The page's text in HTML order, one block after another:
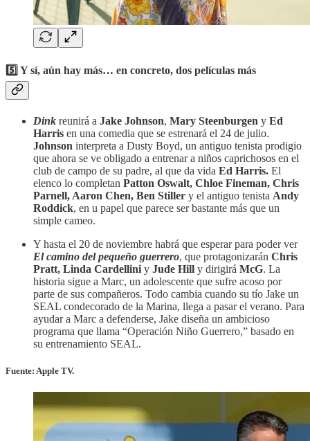
5️⃣ Y sí, aún hay más… en concreto, dos películas más
Dink reunirá a Jake Johnson, Mary Steenburgen y Ed
Harris en una comedia que se estrenará el 24 de julio.
Johnson interpreta a Dusty Boyd, un antiguo tenista prodigio
que ahora se ve obligado a entrenar a niños caprichosos en el
club de campo de su padre, al que da vida Ed Harris. El
elenco lo completan Patton Oswalt, Chloe Fineman, Chris
Parnell, Aaron Chen, Ben Stiller y el antiguo tenista Andy
Roddick, en u papel que parece ser bastante más que un
simple cameo.
Y hasta el 20 de noviembre habrá que esperar para poder ver
El camino del pequeño guerrero, que protagonizarán Chris
Pratt, Linda Cardellini y Jude Hill y dirigirá McG. La
historia sigue a Marc, un adolescente que sufre acoso por
parte de sus compañeros. Todo cambia cuando su tío Jake un
SEAL condecorado de la Marina, llega a pasar el verano. Para
ayudar a Marc a defenderse, Jake diseña un ambicioso
programa que llama “Operación Niño Guerrero,” basado en
su entrenamiento SEAL.
Fuente: Apple TV.